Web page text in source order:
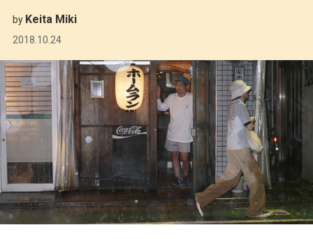
by Keita Miki
2018.10.24